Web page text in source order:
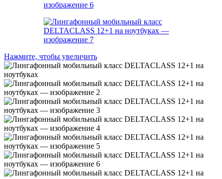
Нажмите, чтобы увеличить